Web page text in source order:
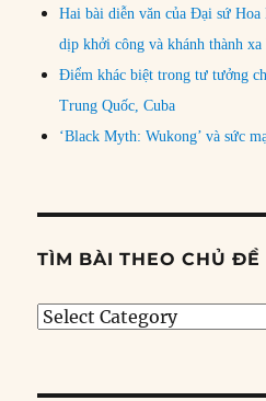
Hai bài diễn văn của Đại sứ
dịp khởi công và khánh thành
Điểm khác biệt trong tư tưởng
Trung Quốc, Cuba
‘Black Myth: Wukong’ và sức
TÌM BÀI THEO CHỦ ĐỀ
Tìm